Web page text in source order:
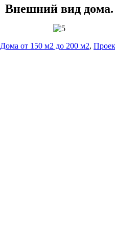
Внешний вид дома.
Дома от 150 м2 до 200 м2,